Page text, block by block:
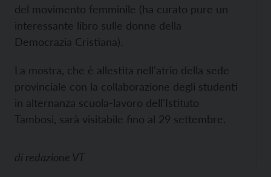
del movimento femminile (ha curato pure un
interessante libro sulle donne della
Democrazia Cristiana).
La mostra, che è allestita nell'atrio della sede
provinciale con la collaborazione degli studenti
in alternanza scuola-lavoro dell'Istituto
Tambosi, sarà visitabile fino al 29 settembre.
di redazione VT